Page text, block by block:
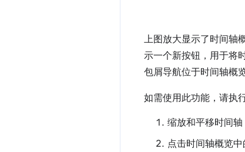
上图放大显示了时间轴
示一个新按钮，用于将
包屑导航位于时间轴概
如需使用此功能，请执
缩放和平移时间轴
点击时间轴概览